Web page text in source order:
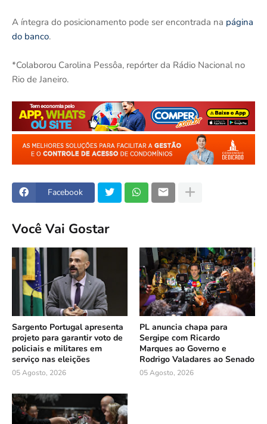
A íntegra do posicionamento pode ser encontrada na página
do banco.
*Colaborou Carolina Pessôa, repórter da Rádio Nacional no
Rio de Janeiro.
Facebook
Você Vai Gostar
Sargento Portugal apresenta
projeto para garantir voto de
policiais e militares em
serviço nas eleições
05 Agosto, 2026
PL anuncia chapa para
Sergipe com Ricardo
Marques ao Governo e
Rodrigo Valadares ao Senado
05 Agosto, 2026